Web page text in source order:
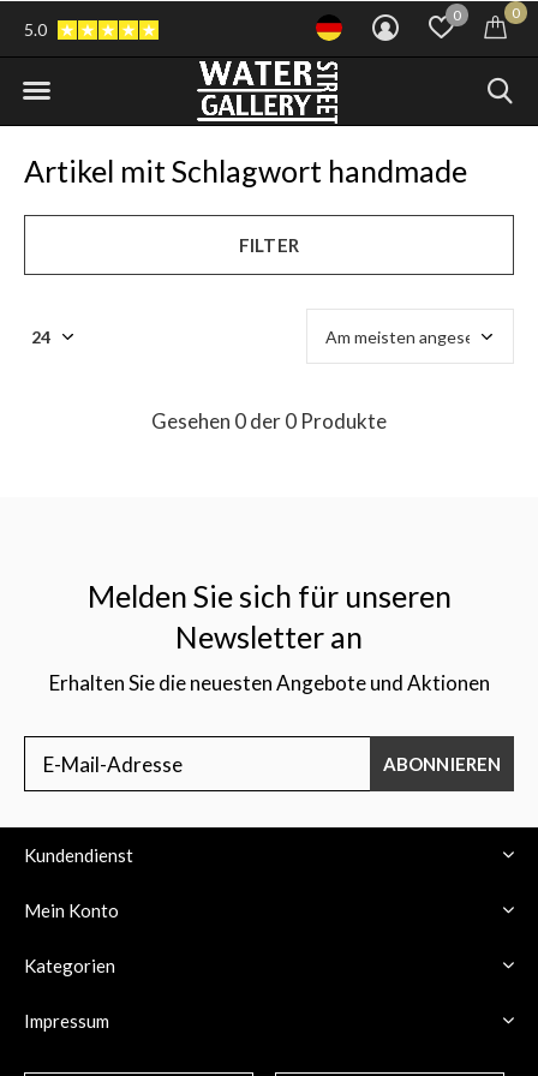
0 0
5.0
Artikel mit Schlagwort handmade
FILTER
Gesehen 0 der 0 Produkte
Melden Sie sich für unseren
Newsletter an
Erhalten Sie die neuesten Angebote und Aktionen
ABONNIEREN
Kundendienst
Mein Konto
Kategorien
Impressum